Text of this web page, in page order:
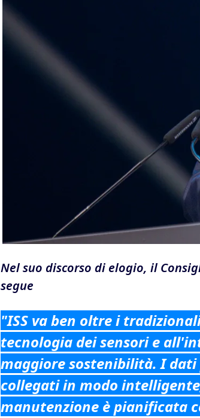
Nel suo discorso di elogio, il
segue
"ISS va ben oltre i
tecnologia dei sensori e
maggiore sostenibilità. I
collegati in modo
manutenzione è pianificata